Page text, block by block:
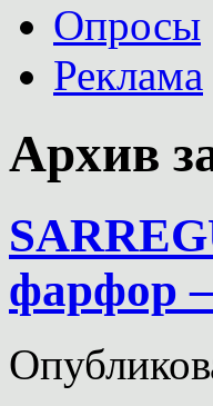
Опросы
Реклама
Архив
фарфор